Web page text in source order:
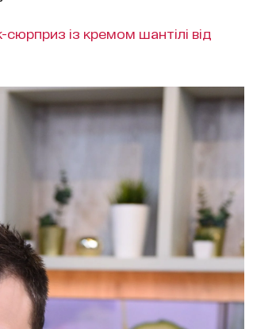
сюрприз із кремом шантілі від